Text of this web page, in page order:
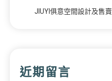
JIUYI俱意空間設計及售賣
近期留言